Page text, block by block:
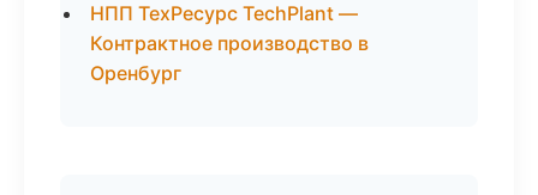
НПП ТехРесурс TechPlant —
Контрактное производство в
Оренбург